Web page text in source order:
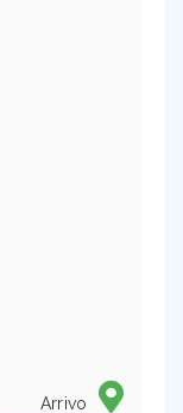
Arrivo